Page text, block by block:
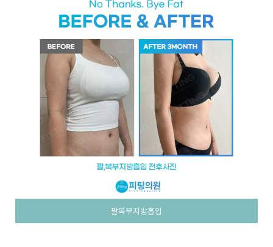
팔복부지방흡입